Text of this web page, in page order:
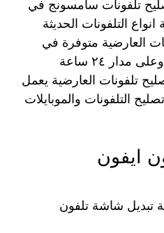
تلفونات سامسونج في
التلفونات الحديثة
العارضية متوفرة في
٢٤ ساعة
تلفونات العارضية يعمل
التلفونات والموبايلات
ايفون
شاشة تلفون